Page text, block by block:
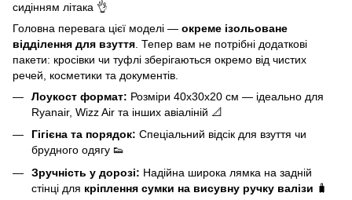
сидінням літака 👌
Головна перевага цієї моделі — окреме ізольоване
відділення для взуття . Тепер вам не потрібні додаткові
пакети: кросівки чи туфлі зберігаються окремо від чистих
речей, косметики та документів.
Лоукост формат: Розміри 40х30х20 см — ідеально для
Ryanair, Wizz Air та інших авіаліній 📐
Гігієна та порядок: Спеціальний відсік для взуття чи
брудного одягу 👟
Зручність у дорозі: Надійна широка лямка на задній
стінці для кріплення сумки на висувну ручку валізи 🧳